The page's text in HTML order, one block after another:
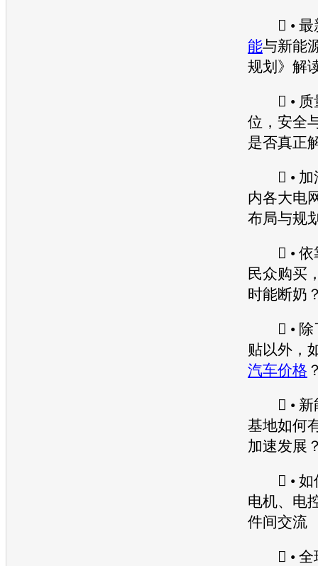
 • 最
能与新能
规划》解
 • 质
位，安全
是否真正
 • 加
内各大电
布局与规
 • 依
民众购买
时能断奶
 • 除
贴以外，
汽车价格
 • 新
基地如何
加速发展
 • 如
电机、电
件间交流
 • 全